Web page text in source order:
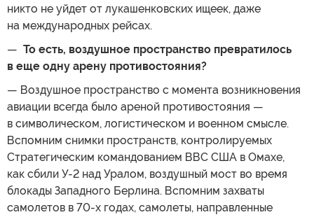
никто не уйдет от лукашенковских ищеек, даже
на международных рейсах.
— То есть, воздушное пространство превратилось
в еще одну арену противостояния?
— Воздушное пространство с момента возникновения
авиации всегда было ареной противостояния —
в символическом, логистическом и военном смысле.
Вспомним снимки пространств, контролируемых
Стратегическим командованием ВВС США в Омахе,
как сбили У-2 над Уралом, воздушный мост во время
блокады Западного Берлина. Вспомним захваты
самолетов в 70-х годах, самолеты, направленные